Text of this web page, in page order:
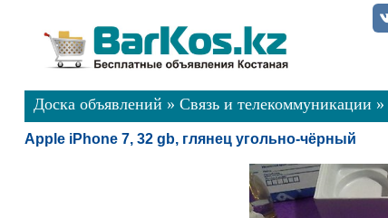
Доска объявлений » Связь и телекоммуникации »
Apple iPhone 7, 32 gb, глянец угольно-чёрный